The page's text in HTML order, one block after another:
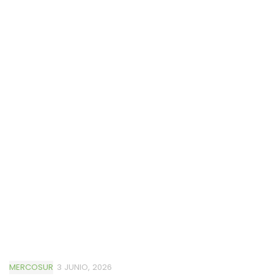
MERCOSUR 3 JUNIO, 2026